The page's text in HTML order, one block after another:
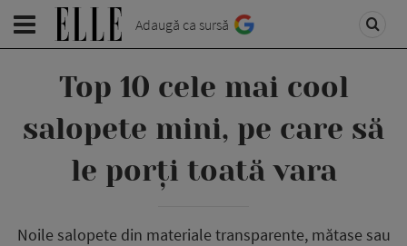
Adaugă ca sursă
Top 10 cele mai cool
salopete mini, pe care să
le porți toată vara
Noile salopete din materiale transparente, mătase sau